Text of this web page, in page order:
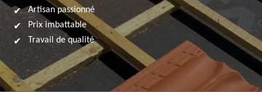
Artisan passionné
Prix imbattable
Travail de qualité